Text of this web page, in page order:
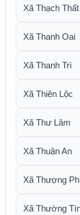
Xã Thạch Thất
Xã Thanh Oai
Xã Thanh Trì
Xã Thiên Lộc
Xã Thư Lâm
Xã Thuận An
Xã Thượng
Xã Thường